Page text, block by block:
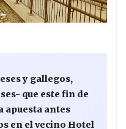
y gallegos,
que este fin de
apuesta antes
en el vecino Hotel